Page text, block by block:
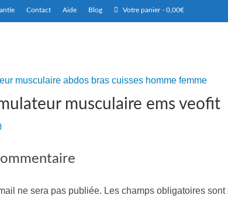
Contact Aide Blog Votre panier- 0,00€
musculaire ems veofit
ne sera pas publiée. Les champs obligatoires